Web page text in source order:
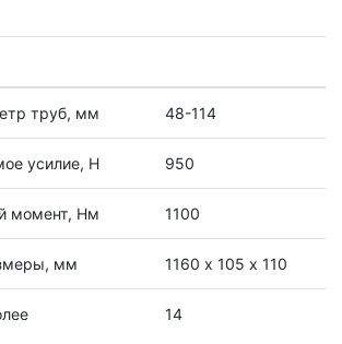
труб, мм 48-114
усилие, Н 950
момент, Нм 1100
мм 1160 х 105 х 110
14